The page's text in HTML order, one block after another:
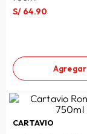
10. lavadora
S/ 64.90
Agregar
CARTAVIO